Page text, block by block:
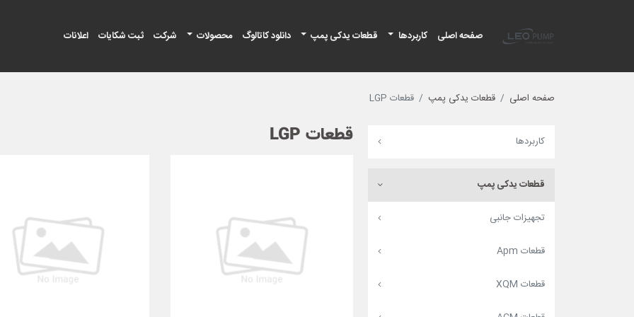
صفحه اصلی
کاربردها قطعات یدکی پمپ دانلود کاتالوگ محصولات شرکت ثبت شکایات اعلانات
صفحه اصلی قطعات یدکی پمپ قطعات LGP
کاربردها
قطعات یدکی پمپ
تجهیزات جانبی
قطعات Apm
قطعات XQM
قطعات LGP